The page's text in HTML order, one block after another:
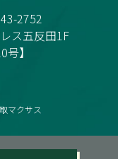
2752
ス五反田1F
】
マクサス